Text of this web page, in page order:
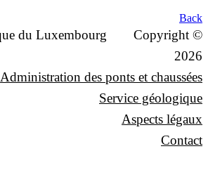
Back
Copyright ©
2026
Administration des ponts et chaussées
Service géologique
Aspects légaux
Contact